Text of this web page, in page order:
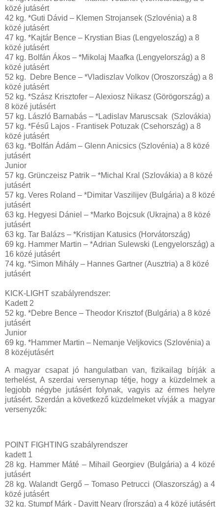
közé jutásért
42 kg. *Guti Dávid – Klemen Strojansek (Szlovénia) a 8
közé jutásért
47 kg. *Kajtár Bence – Krystian Bias (Lengyeloszág) a 8
közé jutásért
47 kg. Bolfán Ákos – *Mikolaj Maafka (Lengyelország) a 8
közé jutásért
52 kg. Debre Bence – *Vladiszlav Volkov (Oroszország) a 8
közé jutásért
52 kg. *Szász Krisztofer – Alexiosz Nikasz (Görögország) a
8 közé jutásért
57 kg. László Barnabás – *Ladislav Maruscsak (Szlovákia)
57 kg. *Fésű Lajos - Frantisek Potuzak (Csehország) a 8
közé jutásért
63 kg. *Bolfán Ádám – Glenn Anicsics (Szlovénia) a 8 közé
jutásért
Junior
57 kg. Grünczeisz Patrik – *Michal Kral (Szlovákia) a 8 közé
jutásért
57 kg. Veres Roland – *Dimitar Vaszilijev (Bulgária) a 8 közé
jutásért
63 kg. Hegyesi Dániel – *Marko Bojcsuk (Ukrajna) a 8 közé
jutásért
63 kg. Tar Balázs – *Kristijan Katusics (Horvátország)
69 kg. Hammer Martin – *Adrian Sulewski (Lengyelország) a
16 közé jutásért
74 kg. *Simon Mihály – Hannes Gartner (Ausztria) a 8 közé
jutásért
KICK-LIGHT szabályrendszer:
Kadett 2
52 kg. *Debre Bence – Theodor Krisztof (Bulgária) a 8 közé
jutásért
Junior
69 kg. *Hammer Martin – Nemanje Veljkovics (Szlovénia) a
8 közéjutásért
A magyar csapat jó hangulatban van, fizikailag bírják a
terhelést, A szerdai versenynap tétje, hogy a küzdelmek a
legjobb négybe jutásért folynak, vagyis az érmes helyre
jutásért. Szerdán a következő küzdelmeket vívják a magyar
versenyzők:
POINT FIGHTING szabályrendszer
kadett 1
28 kg. Hammer Máté – Mihail Georgiev (Bulgária) a 4 közé
jutásért
28 kg. Walandt Gergő – Tomaso Petrucci (Olaszország) a 4
közé jutásért
32 kg. Stumpf Márk - Davitt Neary (Írország) a 4 közé jutásért